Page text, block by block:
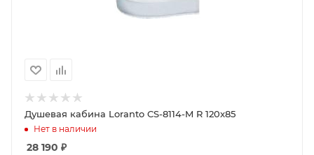
Душевая кабина Loranto CS-8114-M R 120x85
Нет в наличии
28 190 ₽